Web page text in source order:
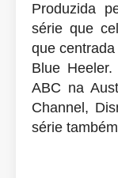
Produzida
série que
que
Blue
ABC na
Channel,
série